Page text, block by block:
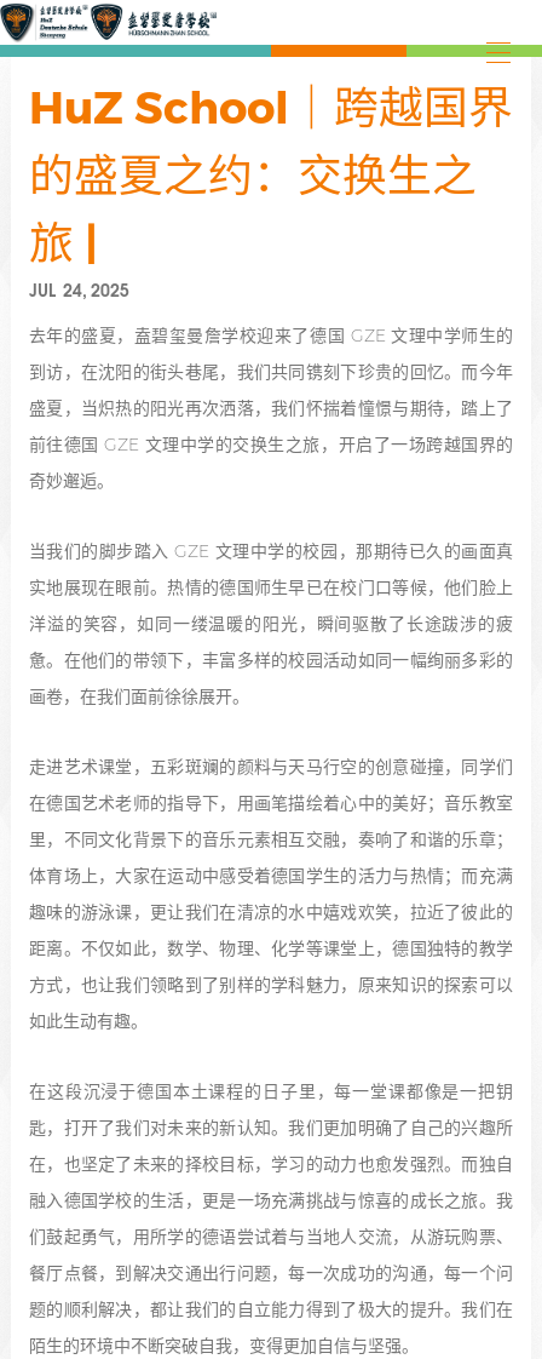
HuZ School｜跨越国界
的盛夏之约：交换生之
旅​ |
JUL 24, 2025
去年的盛夏，盍碧玺曼詹学校迎来了德国 GZE 文理中学师生的
到访，在沈阳的街头巷尾，我们共同镌刻下珍贵的回忆。而今年
盛夏，当炽热的阳光再次洒落，我们怀揣着憧憬与期待，踏上了
前往德国 GZE 文理中学的交换生之旅，开启了一场跨越国界的
奇妙邂逅。
当我们的脚步踏入 GZE 文理中学的校园，那期待已久的画面真
实地展现在眼前。热情的德国师生早已在校门口等候，他们脸上
洋溢的笑容，如同一缕温暖的阳光，瞬间驱散了长途跋涉的疲
惫。在他们的带领下，丰富多样的校园活动如同一幅绚丽多彩的
画卷，在我们面前徐徐展开。
走进艺术课堂，五彩斑斓的颜料与天马行空的创意碰撞，同学们
在德国艺术老师的指导下，用画笔描绘着心中的美好；音乐教室
里，不同文化背景下的音乐元素相互交融，奏响了和谐的乐章；
体育场上，大家在运动中感受着德国学生的活力与热情；而充满
趣味的游泳课，更让我们在清凉的水中嬉戏欢笑，拉近了彼此的
距离。不仅如此，数学、物理、化学等课堂上，德国独特的教学
方式，也让我们领略到了别样的学科魅力，原来知识的探索可以
如此生动有趣。
在这段沉浸于德国本土课程的日子里，每一堂课都像是一把钥
匙，打开了我们对未来的新认知。我们更加明确了自己的兴趣所
在，也坚定了未来的择校目标，学习的动力也愈发强烈。而独自
融入德国学校的生活，更是一场充满挑战与惊喜的成长之旅。我
们鼓起勇气，用所学的德语尝试着与当地人交流，从游玩购票、
餐厅点餐，到解决交通出行问题，每一次成功的沟通，每一个问
题的顺利解决，都让我们的自立能力得到了极大的提升。我们在
陌生的环境中不断突破自我，变得更加自信与坚强。